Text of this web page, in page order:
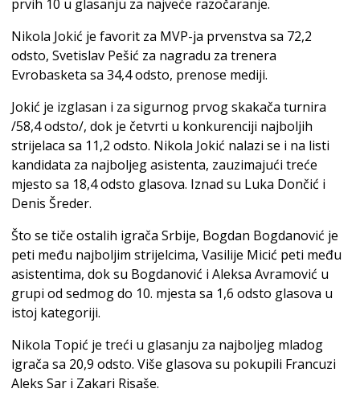
prvih 10 u glasanju za najveće razočaranje.
Nikola Jokić je favorit za MVP-ja prvenstva sa 72,2
odsto, Svetislav Pešić za nagradu za trenera
Evrobasketa sa 34,4 odsto, prenose mediji.
Jokić je izglasan i za sigurnog prvog skakača turnira
/58,4 odsto/, dok je četvrti u konkurenciji najboljih
strijelaca sa 11,2 odsto. Nikola Jokić nalazi se i na listi
kandidata za najboljeg asistenta, zauzimajući treće
mjesto sa 18,4 odsto glasova. Iznad su Luka Dončić i
Denis Šreder.
Što se tiče ostalih igrača Srbije, Bogdan Bogdanović je
peti među najboljim strijelcima, Vasilije Micić peti među
asistentima, dok su Bogdanović i Aleksa Avramović u
grupi od sedmog do 10. mjesta sa 1,6 odsto glasova u
istoj kategoriji.
Nikola Topić je treći u glasanju za najboljeg mladog
igrača sa 20,9 odsto. Više glasova su pokupili Francuzi
Aleks Sar i Zakari Risaše.